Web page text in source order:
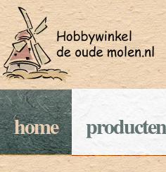
home producten